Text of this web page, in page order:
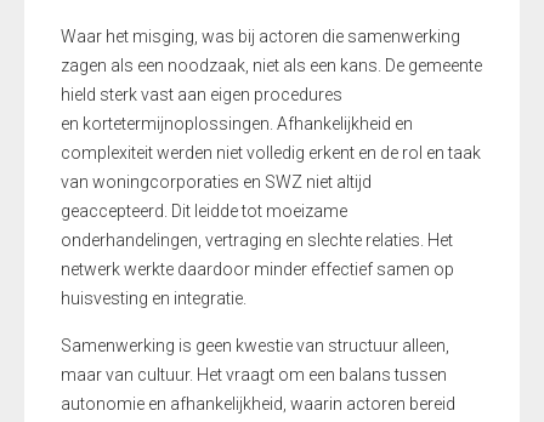
Waar het misging, was bij actoren die samenwerking
zagen als een noodzaak, niet als een kans. De gemeente
hield sterk vast aan eigen procedures
en kortetermijnoplossingen. Afhankelijkheid en
complexiteit werden niet volledig erkent en de rol en taak
van woningcorporaties en SWZ niet altijd
geaccepteerd. Dit leidde tot moeizame
onderhandelingen, vertraging en slechte relaties. Het
netwerk werkte daardoor minder effectief samen op
huisvesting en integratie.
Samenwerking is geen kwestie van structuur alleen,
maar van cultuur. Het vraagt om een balans tussen
autonomie en afhankelijkheid, waarin actoren bereid